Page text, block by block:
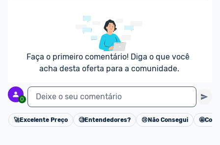
As promoções são verificadas normalmente e os
preços devem estar na média ou abaixo da média
dos últimos 3 meses, assim como promoções de
outras lojas.
Faça o primeiro comentário! Diga o que você
acha desta oferta para a comunidade.
0 Deixe o seu comentário
Cancelar
🚀Excelente Preço 🧐Entendedores? 😢 Não Consegui 🤩